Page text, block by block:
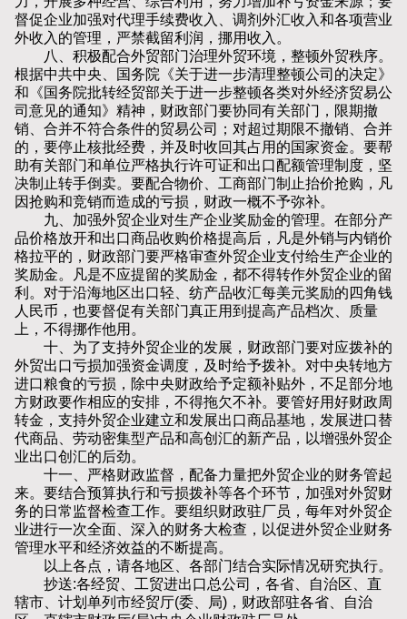
督促企业加强对代理手续费收入、调剂外汇收入和各项营业
外收入的管理，严禁截留利润，挪用收入。
八、积极配合外贸部门治理外贸环境，整顿外贸秩序。
根据中共中央、国务院《关于进一步清理整顿公司的决定》
和《国务院批转经贸部关于进一步整顿各类对外经济贸易公
司意见的通知》精神，财政部门要协同有关部门，限期撤
销、合并不符合条件的贸易公司；对超过期限不撤销、合并
的，要停止核批经费，并及时收回其占用的国家资金。要帮
助有关部门和单位严格执行许可证和出口配额管理制度，坚
决制止转手倒卖。要配合物价、工商部门制止抬价抢购，凡
因抢购和竞销而造成的亏损，财政一概不予弥补。
九、加强外贸企业对生产企业奖励金的管理。在部分产
品价格放开和出口商品收购价格提高后，凡是外销与内销价
格拉平的，财政部门要严格审查外贸企业支付给生产企业的
奖励金。凡是不应提留的奖励金，都不得转作外贸企业的留
利。对于沿海地区出口轻、纺产品收汇每美元奖励的四角钱
人民币，也要督促有关部门真正用到提高产品档次、质量
上，不得挪作他用。
十、为了支持外贸企业的发展，财政部门要对应拨补的
外贸出口亏损加强资金调度，及时给予拨补。对中央转地方
进口粮食的亏损，除中央财政给予定额补贴外，不足部分地
方财政要作相应的安排，不得拖欠不补。要管好用好财政周
转金，支持外贸企业建立和发展出口商品基地，发展进口替
代商品、劳动密集型产品和高创汇的新产品，以增强外贸企
业出口创汇的后劲。
十一、严格财政监督，配备力量把外贸企业的财务管起
来。要结合预算执行和亏损拨补等各个环节，加强对外贸财
务的日常监督检查工作。要组织财政驻厂员，每年对外贸企
业进行一次全面、深入的财务大检查，以促进外贸企业财务
管理水平和经济效益的不断提高。
以上各点，请各地区、各部门结合实际情况研究执行。
抄送:各经贸、工贸进出口总公司，各省、自治区、直
辖市、计划单列市经贸厅(委、局)，财政部驻各省、自治